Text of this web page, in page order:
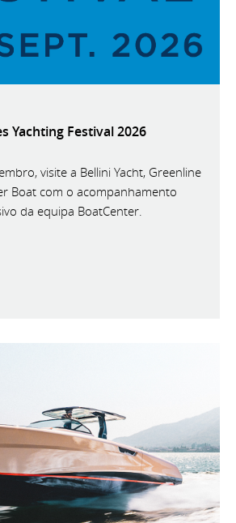
Yachting Festival 2026
visite a Bellini Yacht, Greenline
Boat com o acompanhamento
da equipa BoatCenter.